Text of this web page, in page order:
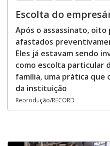
Escolta do
Após o assassinato,
afastados
Eles já estavam sendo
como escolta particular
família, uma prática
da instituição
Reprodução/RECORD